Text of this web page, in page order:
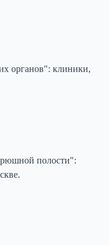
органов": клиники,
полости":